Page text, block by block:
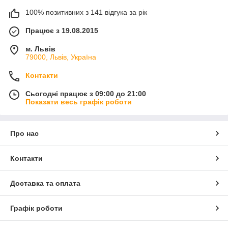
100% позитивних з 141 відгука за рік
Працює з 19.08.2015
м. Львів
79000, Львів, Україна
Контакти
Сьогодні працює з 09:00 до 21:00
Показати весь графік роботи
Про нас
Контакти
Доставка та оплата
Графік роботи